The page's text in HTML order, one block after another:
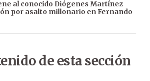
al conocido Diógenes Martínez
por asalto millonario en Fernando
de esta sección